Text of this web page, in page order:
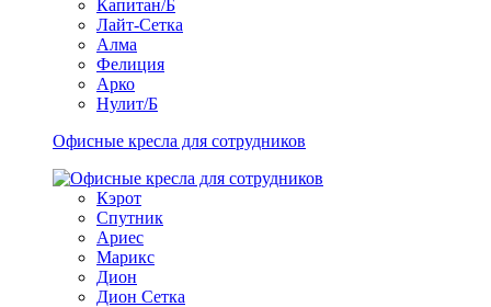
Капитан/Б
Лайт-Сетка
Алма
Фелиция
Арко
Нулит/Б
Офисные кресла для сотрудников
Кэрот
Спутник
Ариес
Марикс
Дион
Дион Сетка